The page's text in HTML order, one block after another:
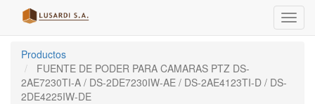
Menú
de
Productos
FUENTE DE PODER PARA CAMARAS PTZ DS-
2AE7230TI-A / DS-2DE7230IW-AE / DS-2AE4123TI-D / DS-
2DE4225IW-DE